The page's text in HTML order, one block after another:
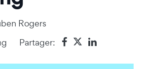
Rogers
Partager: